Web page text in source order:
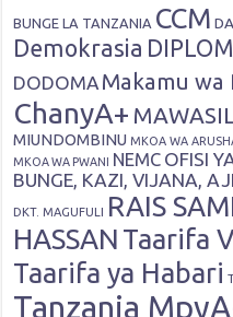
BUNGE LA TANZANIA CCM
Demokrasia
DODOMA Makamu wa
ChanyA+
MIUNDOMBINU MKOA WA
MKOA WA PWANI NEMC OFISI
BUNGE, KAZI, VIJANA,
DKT. MAGUFULI RAIS
HASSAN Taarifa
Taarifa ya Habari
Tanzania